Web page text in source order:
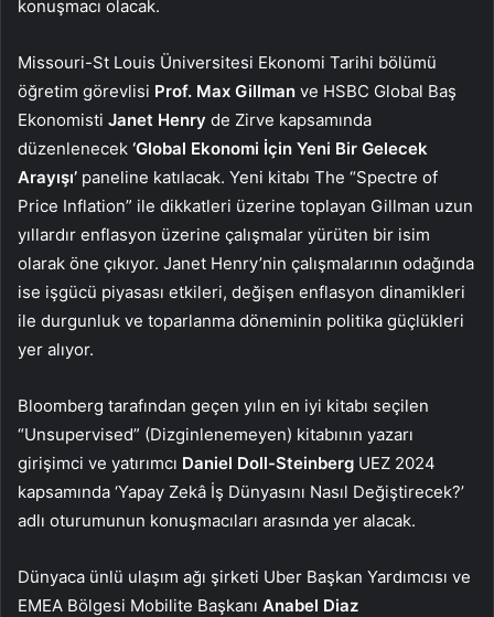
konuşmacı olacak.
Missouri-St Louis Üniversitesi Ekonomi Tarihi bölümü
öğretim görevlisi Prof. Max Gillman ve HSBC Global Baş
Ekonomisti Janet Henry de Zirve kapsamında
düzenlenecek ‘Global Ekonomi İçin Yeni Bir Gelecek
Arayışı’ paneline katılacak. Yeni kitabı The “Spectre of
Price Inflation” ile dikkatleri üzerine toplayan Gillman uzun
yıllardır enflasyon üzerine çalışmalar yürüten bir isim
olarak öne çıkıyor. Janet Henry’nin çalışmalarının odağında
ise işgücü piyasası etkileri, değişen enflasyon dinamikleri
ile durgunluk ve toparlanma döneminin politika güçlükleri
yer alıyor.
Bloomberg tarafından geçen yılın en iyi kitabı seçilen
“Unsupervised” (Dizginlenemeyen) kitabının yazarı
girişimci ve yatırımcı Daniel Doll-Steinberg UEZ 2024
kapsamında ‘Yapay Zekâ İş Dünyasını Nasıl Değiştirecek?’
adlı oturumunun konuşmacıları arasında yer alacak.
Dünyaca ünlü ulaşım ağı şirketi Uber Başkan Yardımcısı ve
EMEA Bölgesi Mobilite Başkanı Anabel Diaz